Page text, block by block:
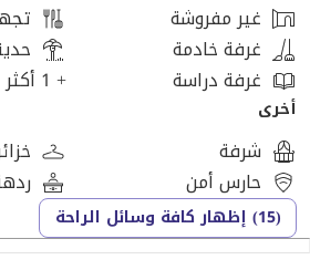
بجوار مول العرب مباشرة
قريب من محور 26 يوليو
دقائق من وصلة دهشور والطريق
بالقرب من أركان بلازا، كابيتال بيزنس بارك
غير مفروشة
غرفة خادمة
غرفة دراسة
+ 1 أكثر
أخرى
شرفة
حارس أمن
(15) إظهار كافة وسائل الراحة